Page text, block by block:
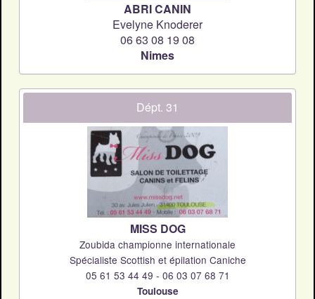
ABRI CANIN
Evelyne Knoderer
06 63 08 19 08
Nimes
Dépt. 31
MISS DOG
Zoubida championne internationale
Spécialiste Scottish et épilation Caniche
05 61 53 44 49 - 06 03 07 68 71
Toulouse